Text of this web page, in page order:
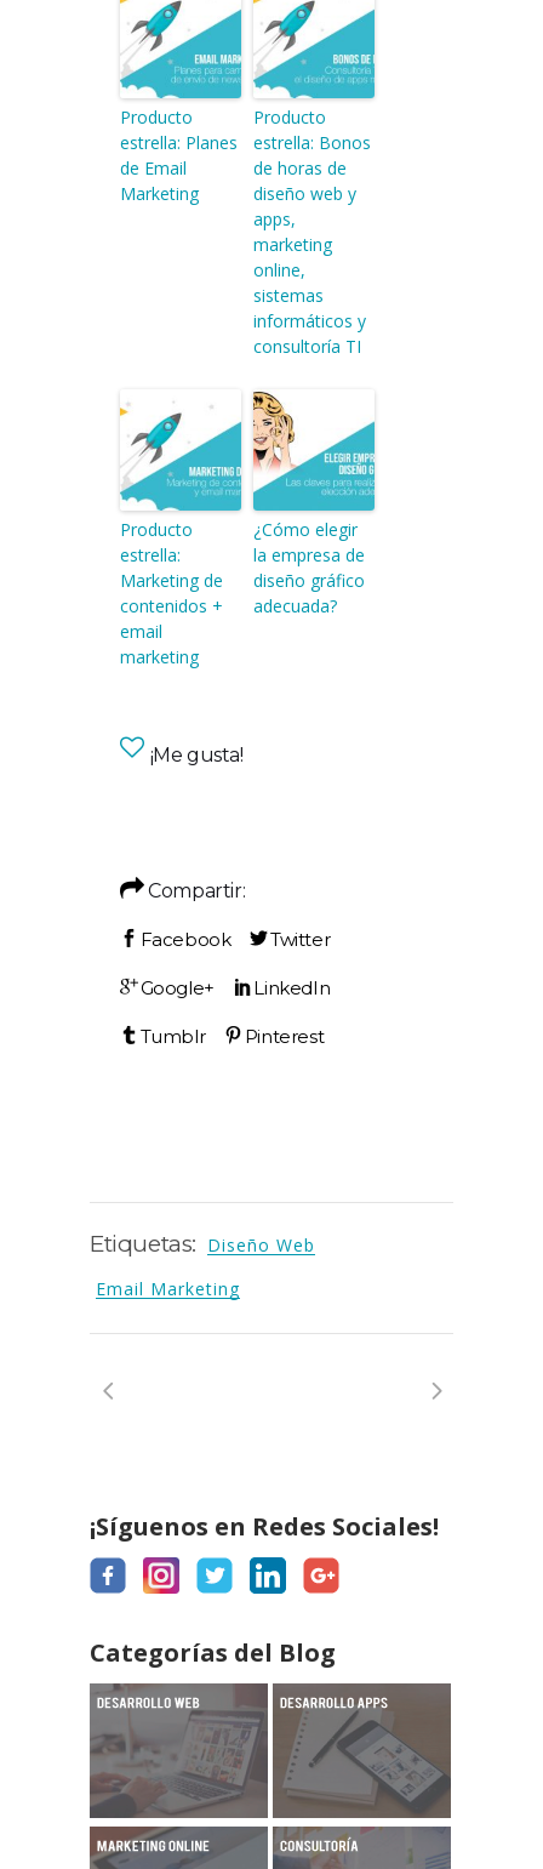
Producto
estrella: Planes
de Email
Marketing
Producto
estrella: Bonos
de horas de
diseño web y
apps,
marketing
online,
sistemas
informáticos y
consultoría TI
Producto
estrella:
Marketing de
contenidos +
email
marketing
¿Cómo elegir
la empresa de
diseño gráfico
adecuada?
¡Me gusta!
Compartir:
Etiquetas: Diseño Web
Email Marketing
¡Síguenos en Redes Sociales!
Categorías del Blog